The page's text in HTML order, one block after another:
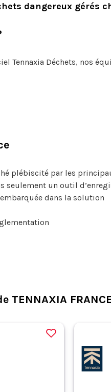
dangereux gérés
Tennaxia Déchets, nos
plébiscité par les
seulement un outil
dans la solution
TENNAXIA FRANCE